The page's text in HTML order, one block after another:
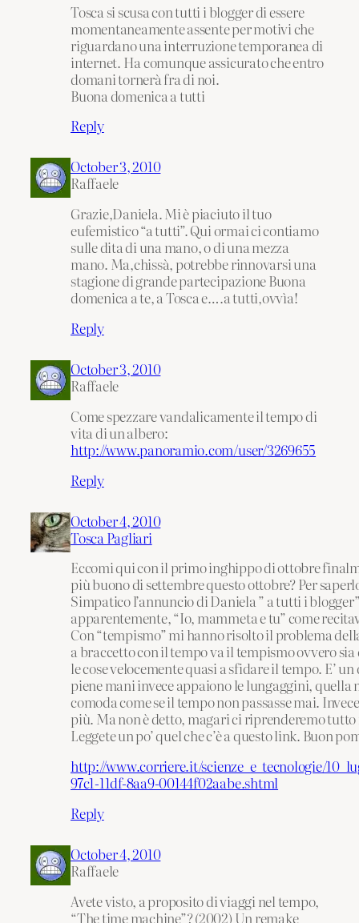
Tosca si scusa con tutti i blogger di essere
momentaneamente assente per motivi che
riguardano una interruzione temporanea di
internet. Ha comunque assicurato che entro
domani tornerà fra di noi.
Buona domenica a tutti
Reply
October 3, 2010
Raffaele
Grazie,Daniela. Mi è piaciuto il tuo
eufemistico “a tutti”. Qui ormai ci contiamo
sulle dita di una mano, o di una mezza
mano. Ma,chissà, potrebbe rinnovarsi una
stagione di grande partecipazione Buona
domenica a te, a Tosca e….a tutti,ovvìa!
Reply
October 3, 2010
Raffaele
Come spezzare vandalicamente il tempo di
vita di un albero:
http://www.panoramio.com/user/3269655
Reply
October 4, 2010
Tosca Pagliari
Eccomi qui con il primo inghippo di ottobre
più buono di settembre questo ottobre? Per
Simpatico l’annuncio di Daniela ” a tutti i
apparentemente, “Io, mammeta e tu” come
Con “tempismo” mi hanno risolto il problema
a braccetto con il tempo va il tempismo ovvero
le cose velocemente quasi a sfidare il tempo. E’
piene mani invece appaiono le lungaggini, quella
comoda come se il tempo non passasse mai.
più. Ma non è detto, magari ci riprenderemo
Leggete un po’ quel che c’è a questo link. Buon
http://www.corriere.it/scienze_e_tecnologie/
97c1-11df-8aa9-00144f02aabe.shtml
Reply
October 4, 2010
Raffaele
Avete visto, a proposito di viaggi nel tempo,
“The time machine”? (2002) Un remake